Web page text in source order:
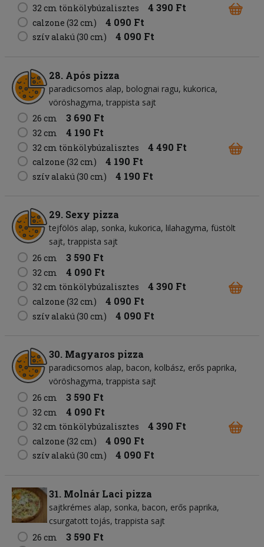
32 cm tönkölybúzalisztes 4 390 Ft
calzone (32 cm) 4 090 Ft
szív alakú (30 cm) 4 090 Ft
28. Após pizza
paradicsomos alap bolognai ragu kukorica
vöröshagyma trappista sajt
26 cm
3 690 Ft
32 cm 4 190 Ft
32 cm tönkölybúzalisztes 4 490 Ft
calzone (32 cm) 4 190 Ft
szív alakú (30 cm) 4 190 Ft
29. Sexy pizza
tejfölös alap sonka kukorica lilahagyma füstölt
sajt trappista sajt
26 cm
3 590 Ft
32 cm 4 090 Ft
32 cm tönkölybúzalisztes 4 390 Ft
calzone (32 cm) 4 090 Ft
szív alakú (30 cm) 4 090 Ft
30. Magyaros pizza
paradicsomos alap bacon kolbász erős paprika
vöröshagyma trappista sajt
26 cm
3 590 Ft
32 cm 4 090 Ft
32 cm tönkölybúzalisztes 4 390 Ft
calzone (32 cm) 4 090 Ft
szív alakú (30 cm) 4 090 Ft
31. Molnár Laci pizza
sajtkrémes alap sonka bacon erős paprika
csurgatott tojás trappista sajt
26 cm
3 590 Ft